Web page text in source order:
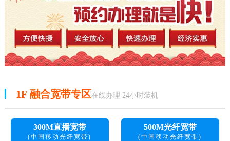
1F 融合宽带专区在线办理 24小时装机
300M直播宽带
(中国移动光纤宽带)
500M光纤宽带
(中国移动光纤宽带)